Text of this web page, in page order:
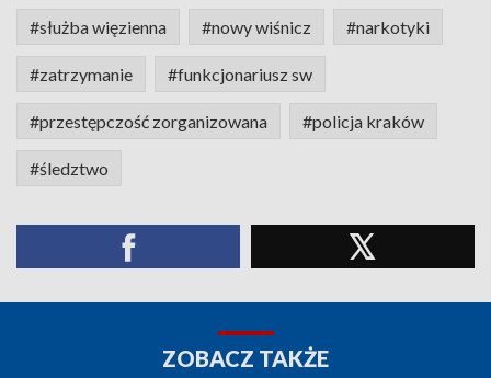
#służba więzienna #nowy wiśnicz #narkotyki
#zatrzymanie #funkcjonariusz sw
#przestępczość zorganizowana #policja kraków
#śledztwo
ZOBACZ TAKŻE